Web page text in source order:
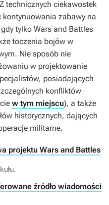
technicznych ciekawostek
zabawy na
tylko Wars and Battles
toczenia bojów w
Nie sposób nie
w projektowanie
posiadających
konfliktów
w tym miejscu), a także
historycznych, dających
militarne.
projektu Wars and Battles
źródło wiadomości